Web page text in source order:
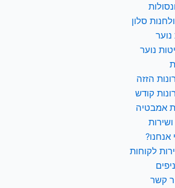
סלון
נוער
הזזה
קודש
אמבטיה
אנחנו?
לקוחות
קשר